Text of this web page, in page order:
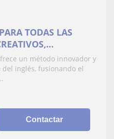
TODAS LAS
un método innovador y
inglés, fusionando el
Contactar